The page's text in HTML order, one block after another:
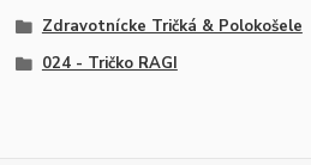
Zdravotnícke Tričká & Polokošele
024 - Tričko RAGI